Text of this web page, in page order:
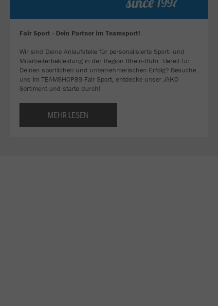
Fair Sport - Dein Partner im Teamsport!
Wir sind Deine Anlaufstelle für personalisierte Sport- und
Mitarbeiterbekleidung in der Region Rhein-Ruhr. Bereit für
Deinen sportlichen und unternehmerischen Erfolg? Besuche
uns im TEAMSHOP89 Fair Sport, entdecke unser JAKO
Sortiment und starte durch!
MEHR LESEN